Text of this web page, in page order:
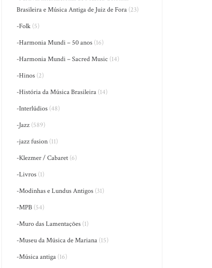
Brasileira e Música Antiga de Juiz de Fora (23)
-Folk (5)
-Harmonia Mundi – 50 anos (16)
-Harmonia Mundi – Sacred Music (14)
-Hinos (2)
-História da Música Brasileira (14)
-Interlúdios (48)
-Jazz (589)
-jazz fusion (11)
-Klezmer / Cabaret (6)
-Livros (1)
-Modinhas e Lundus Antigos (31)
-MPB (54)
-Muro das Lamentações (1)
-Museu da Música de Mariana (15)
-Música antiga (16)